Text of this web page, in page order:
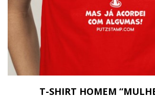
T-SHIRT HOMEM